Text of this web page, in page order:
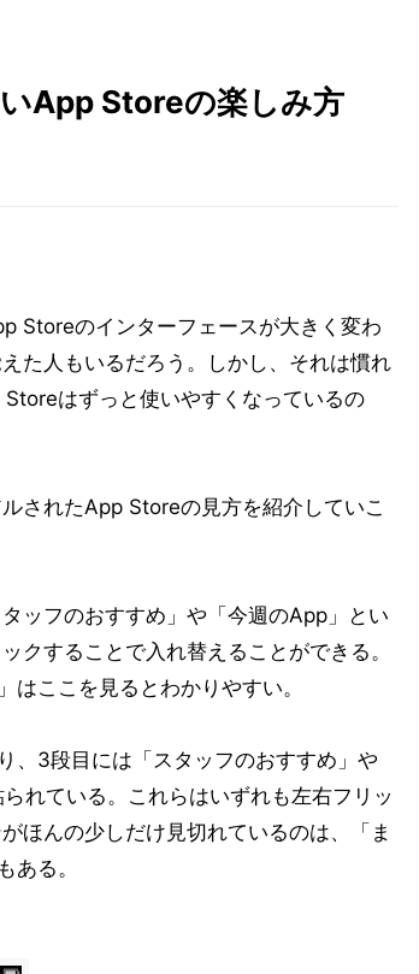
App Storeの楽しみ方
Storeのインターフェースが大きく変わ
た人もいるだろう。しかし、それは慣れ
はずっと使いやすくなっているの
されたApp Storeの見方を紹介していこ
ッフのおすすめ」や「今週のApp」とい
クすることで入れ替えることができる。
はここを見るとわかりやすい。
、3段目には「スタッフのおすすめ」や
れている。これらはいずれも左右フリッ
ほんの少しだけ見切れているのは、「ま
ある。